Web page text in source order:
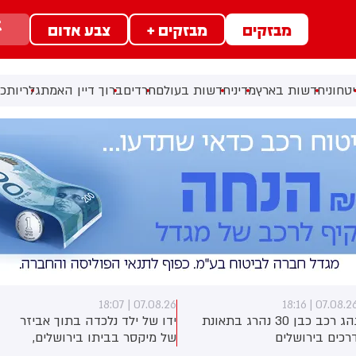
מבזקים מבזקים + צבע אדום
חדשות בארץמדיניחדשות בעולםחרדיםברוך דיין האמתגלריות
07.08.26 |
נהג רכב כבן 30 נהרג בתאונת
בירושלים
07.08.26 | 18:07
ידו של ילד נלכדה בתוך אביזר
של מיקסר בביתו בירושלים,